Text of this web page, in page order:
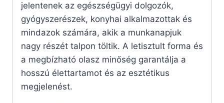
jelentenek az egészségügyi dolgozók,
gyógyszerészek, konyhai alkalmazottak és
mindazok számára, akik a munkanapjuk
nagy részét talpon töltik. A letisztult forma és
a megbízható olasz minőség garantálja a
hosszú élettartamot és az esztétikus
megjelenést.